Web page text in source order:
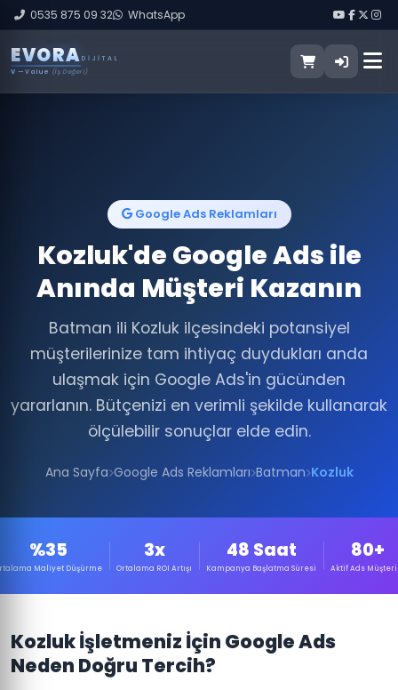
0535 875 09 32 WhatsApp
EVORA DIJITAL
V — Value (İş Değeri)
Google Ads Reklamları
Kozluk'de Google Ads ile
Anında Müşteri Kazanın
Batman ili Kozluk ilçesindeki potansiyel
müşterilerinize tam ihtiyaç duydukları anda
ulaşmak için Google Ads'in gücünden
yararlanın. Bütçenizi en verimli şekilde kullanarak
ölçülebilir sonuçlar elde edin.
Ana Sayfa Google Ads Reklamları Batman Kozluk
%35
Maliyet Düşürme
3x
Ortalama ROI Artışı
48 Saat
Kampanya Başlatma Süresi
80+
Aktif Ads
Kozluk İşletmeniz İçin Google Ads
Neden Doğru Tercih?